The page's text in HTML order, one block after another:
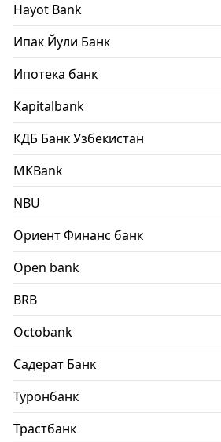
Hayot Bank
Ипак Йули Банк
Ипотека банк
Kapitalbank
КДБ Банк Узбекистан
MKBank
NBU
Ориент Финанс банк
Open bank
BRB
Octobank
Садерат Банк
Туронбанк
Трастбанк